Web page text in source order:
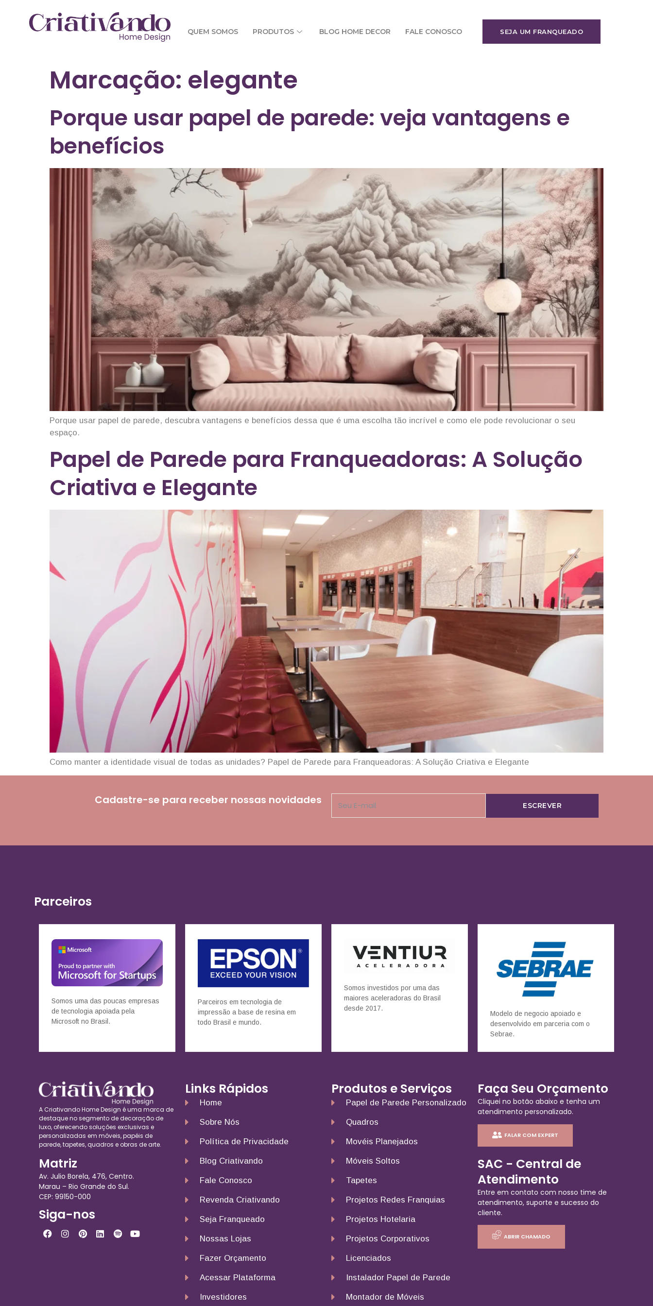
QUEM SOMOS PRODUTOS BLOG HOME DECOR FALE CONOSCO SEJA UM FRANQUEADO
Marcação: elegante
Porque usar papel de parede: veja vantagens e
benefícios
Porque usar papel de parede, descubra vantagens e benefícios dessa que é uma escolha tão incrível e como ele pode revolucionar o seu
espaço.
Papel de Parede para Franqueadoras: A Solução
Criativa e Elegante
Como manter a identidade visual de todas as unidades? Papel de Parede para Franqueadoras: A Solução Criativa e Elegante
Cadastre-se para receber nossas novidades ESCREVER
A Criativando Home Design é uma marca de
destaque no segmento de decoração de
luxo, oferecendo soluções exclusivas e
personalizadas em móveis, papéis de
parede, tapetes, quadros e obras de arte.
Matriz
Av. Julio Borela, 476, Centro.
Marau – Rio Grande do Sul.
CEP: 99150-000
Siga-nos
Links Rápidos
Home
Sobre Nós
Política de Privacidade
Blog Criativando
Fale Conosco
Revenda Criativando
Seja Franqueado
Nossas Lojas
Fazer Orçamento
Acessar Plataforma
Investidores
Produtos e Serviços
Papel de Parede Personalizado
Quadros
Movéis Planejados
Móveis Soltos
Tapetes
Projetos Redes Franquias
Projetos Hotelaria
Projetos Corporativos
Licenciados
Instalador Papel de Parede
Montador de Móveis
Faça Seu Orçamento
Cliquei no botão abaixo e tenha um
atendimento personalizado.
FALAR COM EXPERT
SAC - Central de
Atendimento
Entre em contato com nosso time de
atendimento, suporte e sucesso do
cliente.
ABRIR CHAMADO
Parceiros
Somos uma das poucas empresas
de tecnologia apoiada pela
Microsoft no Brasil.
Parceiros em tecnologia de
impressão a base de resina em
todo Brasil e mundo.
Somos investidos por uma das
maiores aceleradoras do Brasil
desde 2017.
Modelo de negocio apoiado e
desenvolvido em parceria com o
Sebrae.